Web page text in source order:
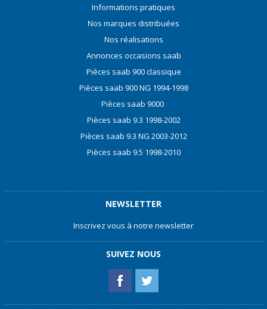
Informations pratiques
Nos marques distribuées
Nos réalisations
Annonces occasions saab
Pièces saab 900 classique
Pièces saab 900 NG 1994-1998
Pièces saab 9000
Pièces saab 9.3 1998-2002
Pièces saab 9.3 NG 2003-2012
Pièces saab 9.5 1998-2010
NEWSLETTER
Inscrivez vous à notre newsletter
SUIVEZ NOUS